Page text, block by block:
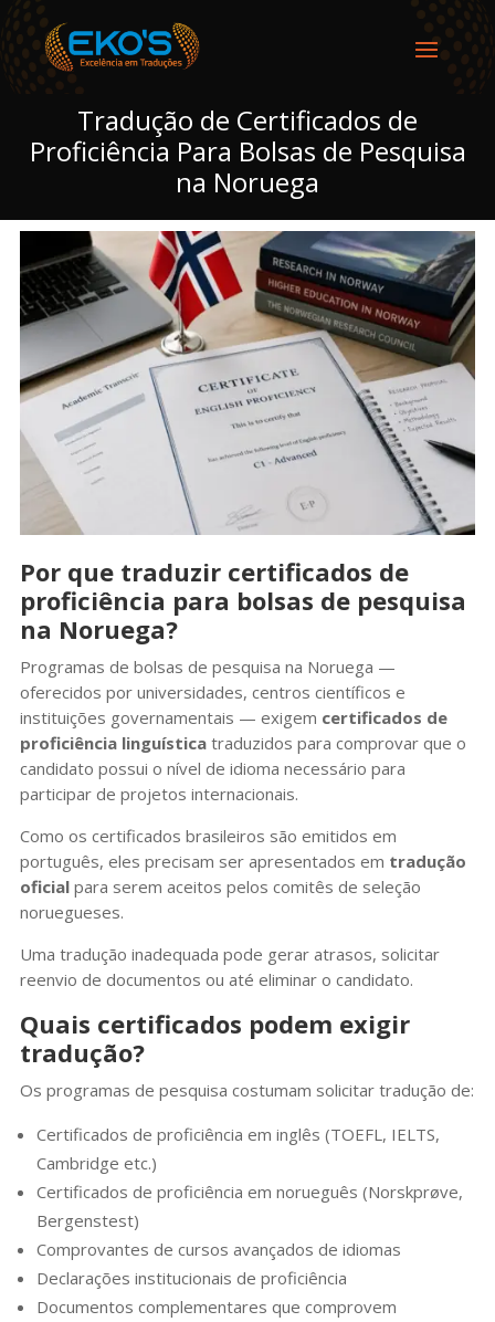
Tradução de Certificados de
Proficiência Para Bolsas de Pesquisa
na Noruega
Por que traduzir certificados de
proficiência para bolsas de pesquisa
na Noruega?
Programas de bolsas de pesquisa na Noruega —
oferecidos por universidades, centros científicos e
instituições governamentais — exigem certificados de
proficiência linguísticatraduzidos para comprovar que o
candidato possui o nível de idioma necessário para
participar de projetos internacionais.
Como os certificados brasileiros são emitidos em
português, eles precisam ser apresentados em tradução
oficialpara serem aceitos pelos comitês de seleção
noruegueses.
Uma tradução inadequada pode gerar atrasos, solicitar
reenvio de documentos ou até eliminar o candidato.
Quais certificados podem exigir
tradução?
Os programas de pesquisa costumam solicitar tradução de:
Certificados de proficiência em inglês (TOEFL, IELTS,
Cambridge etc.)
Certificados de proficiência em norueguês (Norskprøve,
Bergenstest)
Comprovantes de cursos avançados de idiomas
Declarações institucionais de proficiência
Documentos complementares que comprovem